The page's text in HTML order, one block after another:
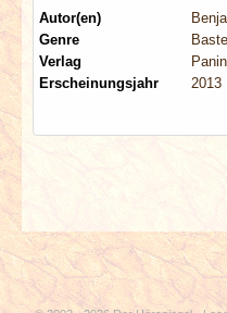
Autor(en)
Genre
Verlag
Erscheinungsjahr
2013